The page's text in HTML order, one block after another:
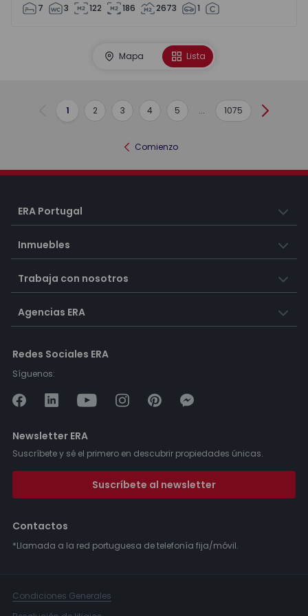
7 3 122 186 2673 1
Mapa Lista
Anterior
1 2 3 4 5 ... 1075
Comienzo
ERA Portugal
Inmuebles
Trabaja con nosotros
Agencias ERA
Redes Sociales ERA
Síguenos:
Newsletter ERA
Suscríbete y sé el primero en descubrir propiedades únicas.
Suscríbete al newsletter
Contactos
*Llamada a la red portuguesa de telefonía fija/móvil.
Condiciones Generales